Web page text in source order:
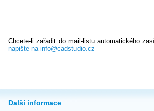
Chcete-li zařadit do mail-listu automatického
napište na info@cadstudio.cz
Další informace